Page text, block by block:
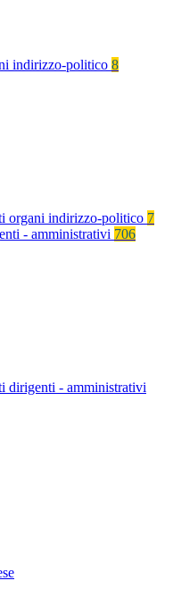
indirizzo-politico 8
organi indirizzo-politico 7
- amministrativi 706
dirigenti - amministrativi